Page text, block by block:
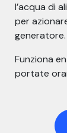
l’acqua di
per
generatore.
Funziona
portate